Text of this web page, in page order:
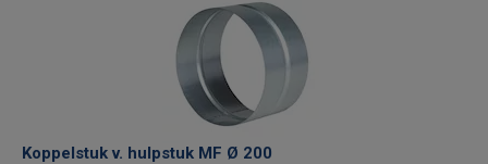
Koppelstuk v. hulpstuk MF Ø 200